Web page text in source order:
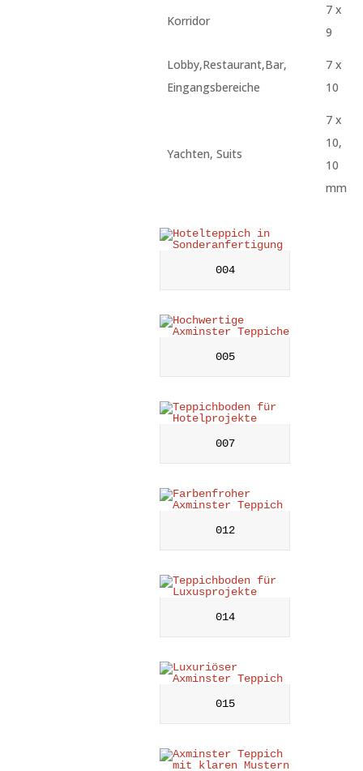
Korridor
7 x
9
Lobby,Restaurant,Bar,
Eingangsbereiche
7 x
10
Yachten, Suits
7 x
10,
10
mm
004
005
007
012
014
015